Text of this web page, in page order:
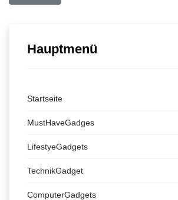
Hauptmenü
Startseite
MustHaveGadges
LifestyeGadgets
TechnikGadget
ComputerGadgets